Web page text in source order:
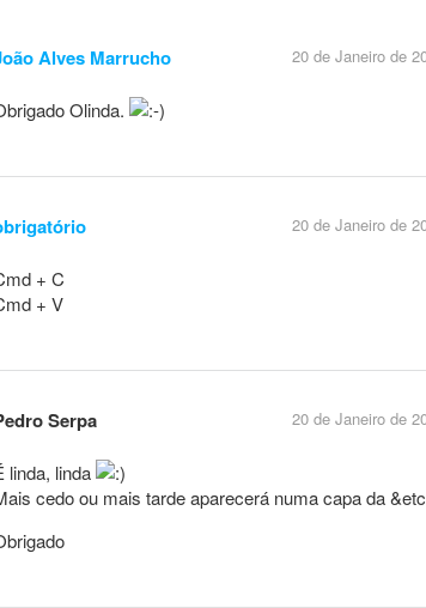
Alves Marrucho 20 de Janeiro de
Olinda.
20 de Janeiro de
+ C
+ V
Serpa 20 de Janeiro de
linda, linda
cedo ou mais tarde aparecerá numa capa da